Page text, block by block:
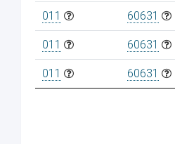
011 60631
011 60631
011 60631